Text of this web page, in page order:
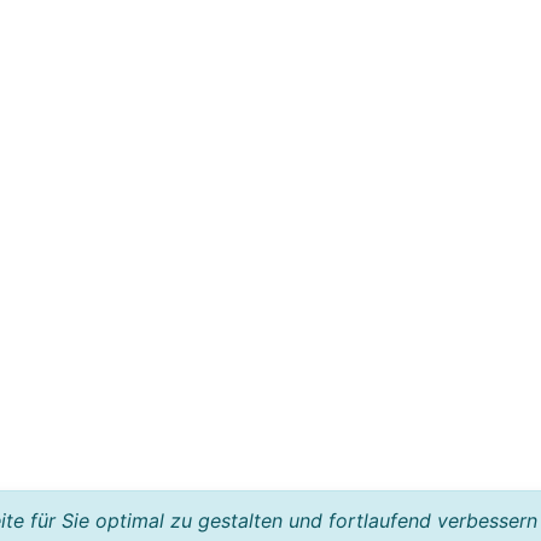
für Sie optimal zu gestalten und fortlaufend